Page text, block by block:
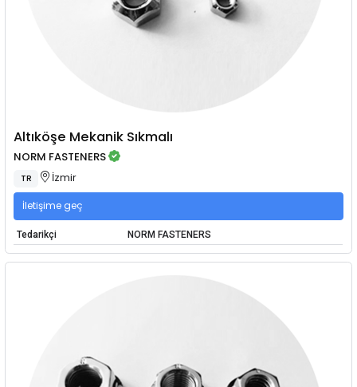
Altıköşe Mekanik Sıkmalı
NORM FASTENERS
TR İzmir
İletişime geç
Tedarikçi NORM FASTENERS